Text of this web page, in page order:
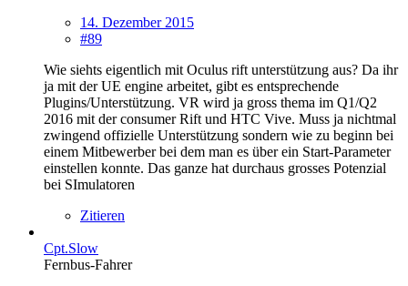
14. Dezember 2015
#89
Wie siehts eigentlich mit Oculus rift unterstützung aus? Da ihr
ja mit der UE engine arbeitet, gibt es entsprechende
Plugins/Unterstützung. VR wird ja gross thema im Q1/Q2
2016 mit der consumer Rift und HTC Vive. Muss ja nichtmal
zwingend offizielle Unterstützung sondern wie zu beginn bei
einem Mitbewerber bei dem man es über ein Start-Parameter
einstellen konnte. Das ganze hat durchaus grosses Potenzial
bei SImulatoren
Zitieren
Cpt.Slow
Fernbus-Fahrer